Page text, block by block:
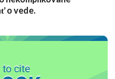
o vede.